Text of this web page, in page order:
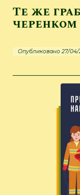
Те же
черенком
Опубликовано 27/04/